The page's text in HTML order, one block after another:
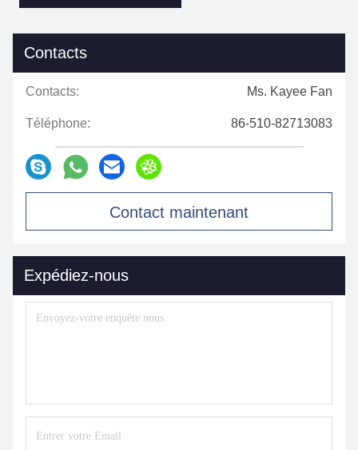
Contacts
Contacts: Ms. Kayee Fan
Téléphone: 86-510-82713083
Contact maintenant
Expédiez-nous